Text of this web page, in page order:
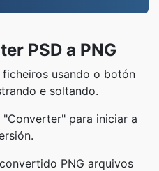
PSD a PNG
ficheiros usando o botón
e soltando.
para iniciar a
PNG arquivos